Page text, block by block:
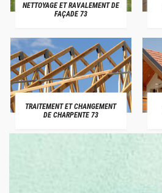
NETTOYAGE ET RAVALEMENT DE
FAÇADE 73
TRAITEMENT ET CHANGEMENT
DE CHARPENTE 73